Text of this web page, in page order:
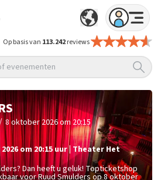
Op basis van 113.242reviews
evenementen
/ 8 oktober 2026 om 20:15
om 20:15 uur Theater Het
Dan heeft u geluk! Topticketshop
voor Ruud Smulders op 8 oktober